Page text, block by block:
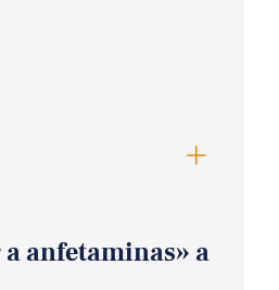
anfetaminas» a